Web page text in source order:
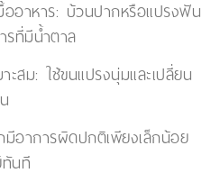
ออาหาร: บ้วนปากหรือแปรงฟัน
รที่มีน้ำตาล
ะสม: ใช้ขนแปรงนุ่มและเปลี่ยน
อาการผิดปกติเพียงเล็กน้อย
นที